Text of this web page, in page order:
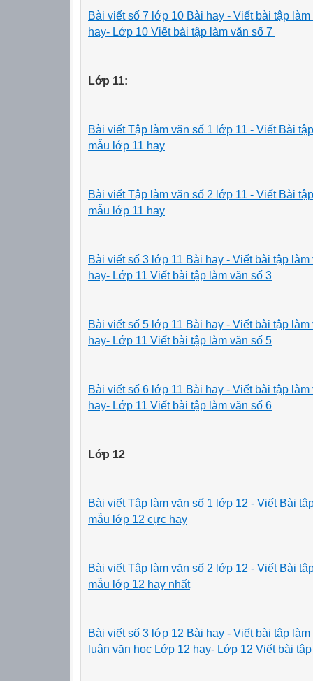
Bài viết số 7 lớp 10 Bài hay - Viết bài tập
hay- Lớp 10 Viết bài tập làm văn số 7
Lớp 11:
Bài viết Tập làm văn số 1 lớp 11 - Viết Bài
mẫu lớp 11 hay
Bài viết Tập làm văn số 2 lớp 11 - Viết Bài
mẫu lớp 11 hay
Bài viết số 3 lớp 11 Bài hay - Viết bài tập
hay- Lớp 11 Viết bài tập làm văn số 3
Bài viết số 5 lớp 11 Bài hay - Viết bài tập
hay- Lớp 11 Viết bài tập làm văn số 5
Bài viết số 6 lớp 11 Bài hay - Viết bài tập
hay- Lớp 11 Viết bài tập làm văn số 6
Lớp 12
Bài viết Tập làm văn số 1 lớp 12 - Viết Bài
mẫu lớp 12 cực hay
Bài viết Tập làm văn số 2 lớp 12 - Viết Bài
mẫu lớp 12 hay nhất
Bài viết số 3 lớp 12 Bài hay - Viết bài tập
luận văn học Lớp 12 hay- Lớp 12 Viết bài